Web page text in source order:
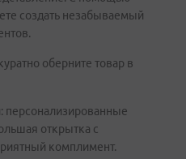
создать незабываемый
оберните товар в
персонализированные
открытка с
комплимент.